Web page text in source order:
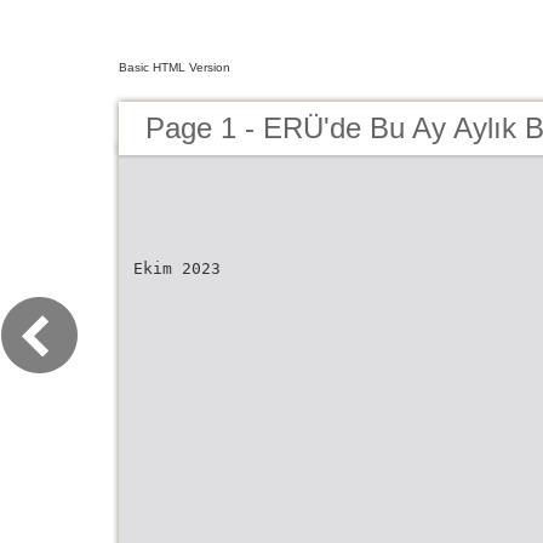
Basic HTML Version
Page 1 - ERÜ'de Bu Ay Aylık
Ekim 2023